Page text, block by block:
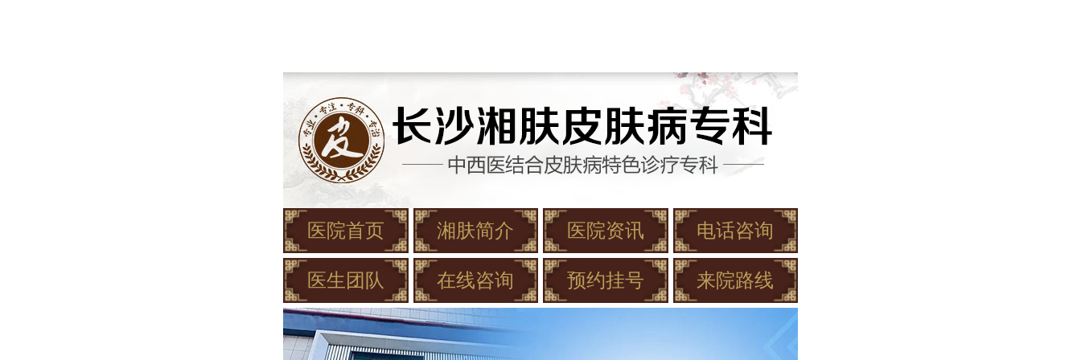
医院首页 湘肤简介 医院资讯 电话咨询
医生团队 在线咨询 预约挂号 来院路线